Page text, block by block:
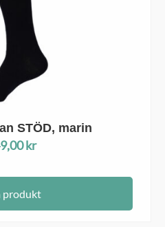
STÖD, marin
kr
produkt